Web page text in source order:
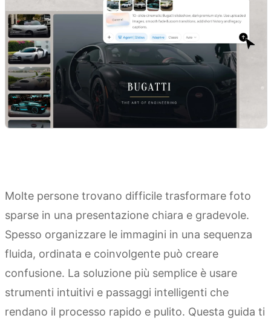
Molte persone trovano difficile trasformare foto
sparse in una presentazione chiara e gradevole.
Spesso organizzare le immagini in una sequenza
fluida, ordinata e coinvolgente può creare
confusione. La soluzione più semplice è usare
strumenti intuitivi e passaggi intelligenti che
rendano il processo rapido e pulito. Questa guida ti